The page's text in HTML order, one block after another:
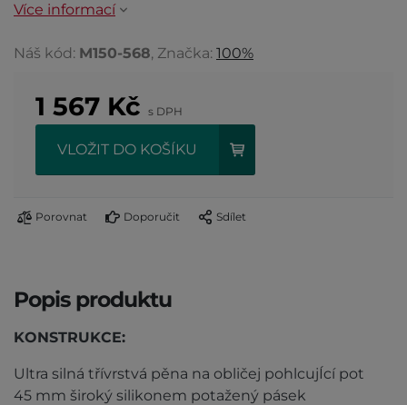
Více informací
Náš kód: M150-568, Značka: 100%
1 567 Kč s DPH
VLOŽIT DO KOŠÍKU
Porovnat Doporučit Sdílet
Popis produktu
KONSTRUKCE:
Ultra silná třívrstvá pěna na obličej pohlcujÍcí pot
45 mm široký silikonem potažený pásek